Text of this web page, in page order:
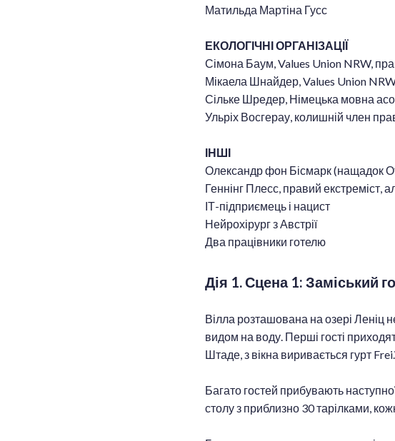
Матильда Мартіна Гусс
ЕКОЛОГІЧНІ ОРГАНІЗАЦІЇ
Сімона Баум, Values Union NRW,
Мікаела Шнайдер, Values Union
Сільке Шредер, Німецька мовна
Ульріх Восгерау, колишній член
ІНШІ
Олександр фон Бісмарк (нащадок
Геннінг Плесс, правий екстреміст,
ІТ-підприємець і нацист
Нейрохірург з Австрії
Два працівники готелю
Дія 1. Сцена 1: Заміський
Вілла розташована на озері Леніц
видом на воду. Перші гості
Штаде, з вікна виривається гурт
Багато гостей прибувають
столу з приблизно 30 тарілками,